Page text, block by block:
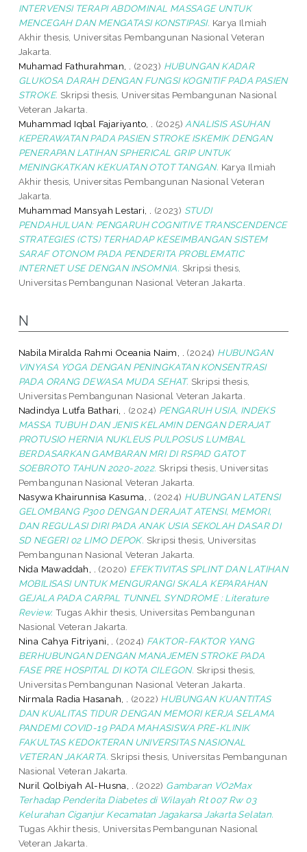
INTERVENSI TERAPI ABDOMINAL MASSAGE UNTUK
MENCEGAH DAN MENGATASI KONSTIPASI. Karya Ilmiah
Akhir thesis, Universitas Pembangunan Nasional Veteran
Jakarta.
Muhamad Fathurahman, .
(2023) HUBUNGAN KADAR
GLUKOSA DARAH DENGAN FUNGSI KOGNITIF PADA PASIEN
STROKE. Skripsi thesis, Universitas Pembangunan Nasional
Veteran Jakarta.
Muhammad Iqbal Fajariyanto, .
(2025) ANALISIS ASUHAN
KEPERAWATAN PADA PASIEN STROKE ISKEMIK DENGAN
PENERAPAN LATIHAN SPHERICAL GRIP UNTUK
MENINGKATKAN KEKUATAN OTOT TANGAN. Karya Ilmiah
Akhir thesis, Universitas Pembangunan Nasional Veteran
Jakarta.
Muhammad Mansyah Lestari, .
(2023) STUDI
PENDAHULUAN: PENGARUH COGNITIVE TRANSCENDENCE
STRATEGIES (CTS) TERHADAP KESEIMBANGAN SISTEM
SARAF OTONOM PADA PENDERITA PROBLEMATIC
INTERNET USE DENGAN INSOMNIA. Skripsi thesis,
Universitas Pembangunan Nasional Veteran Jakarta.
N
Nabila Miralda Rahmi Oceania Naim, . (2024) HUBUNGAN
VINYASA YOGA DENGAN PENINGKATAN KONSENTRASI
PADA ORANG DEWASA MUDA SEHAT. Skripsi thesis,
Universitas Pembangunan Nasional Veteran Jakarta.
Nadindya Lutfa Bathari, .
(2024) PENGARUH USIA, INDEKS
MASSA TUBUH DAN JENIS KELAMIN DENGAN DERAJAT
PROTUSIO HERNIA NUKLEUS PULPOSUS LUMBAL
BERDASARKAN GAMBARAN MRI DI RSPAD GATOT
SOEBROTO TAHUN 2020-2022. Skripsi thesis, Universitas
Pembangunan Nasional Veteran Jakarta.
Nasywa Khairunnisa Kasuma, .
(2024) HUBUNGAN LATENSI
GELOMBANG P300 DENGAN DERAJAT ATENSI, MEMORI,
DAN REGULASI DIRI PADA ANAK USIA SEKOLAH DASAR DI
SD NEGERI 02 LIMO DEPOK. Skripsi thesis, Universitas
Pembangunan Nasional Veteran Jakarta.
Nida Mawaddah, .
(2020) EFEKTIVITAS SPLINT DAN LATIHAN
MOBILISASI UNTUK MENGURANGI SKALA KEPARAHAN
GEJALA PADA CARPAL TUNNEL SYNDROME : Literature
Review. Tugas Akhir thesis, Universitas Pembangunan
Nasional Veteran Jakarta.
Nina Cahya Fitriyani, .
(2024) FAKTOR-FAKTOR YANG
BERHUBUNGAN DENGAN MANAJEMEN STROKE PADA
FASE PRE HOSPITAL DI KOTA CILEGON. Skripsi thesis,
Universitas Pembangunan Nasional Veteran Jakarta.
Nirmala Radia Hasanah, .
(2022) HUBUNGAN KUANTITAS
DAN KUALITAS TIDUR DENGAN MEMORI KERJA SELAMA
PANDEMI COVID-19 PADA MAHASISWA PRE-KLINIK
FAKULTAS KEDOKTERAN UNIVERSITAS NASIONAL
VETERAN JAKARTA. Skripsi thesis, Universitas Pembangunan
Nasional Veteran Jakarta.
Nuril Qolbiyah Al-Husna, .
(2022) Gambaran VO2Max
Terhadap Penderita Diabetes di Wilayah Rt 007 Rw 03
Kelurahan Ciganjur Kecamatan Jagakarsa Jakarta Selatan.
Tugas Akhir thesis, Universitas Pembangunan Nasional
Veteran Jakarta.